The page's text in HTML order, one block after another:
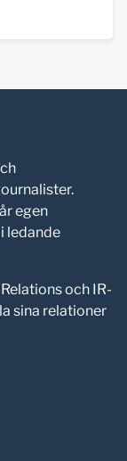
egen
ledande
och IR-
sina relationer